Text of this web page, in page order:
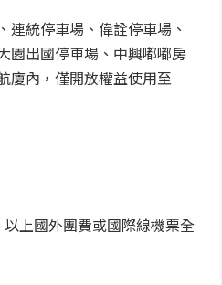
連統停車場、偉詮停車場、
園出國停車場、中興嘟嘟房
廈內，僅開放權益使用至
上國外團費或國際線機票全